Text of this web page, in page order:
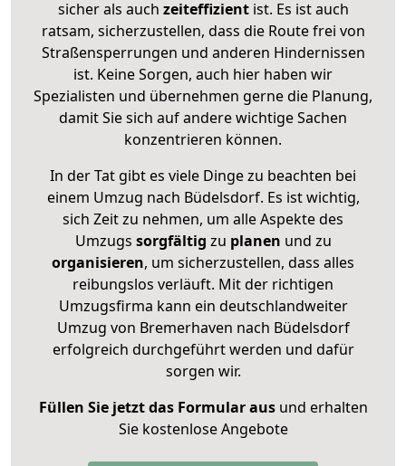
sicher als auch zeiteffizientist. Es ist auch
ratsam, sicherzustellen, dass die Route frei von
Straßensperrungen und anderen Hindernissen
ist. Keine Sorgen, auch hier haben wir
Spezialisten und übernehmen gerne die Planung,
damit Sie sich auf andere wichtige Sachen
konzentrieren können.
In der Tat gibt es viele Dinge zu beachten bei
einem Umzug nach Büdelsdorf. Es ist wichtig,
sich Zeit zu nehmen, um alle Aspekte des
Umzugs sorgfältig zu planen und zu
organisieren, um sicherzustellen, dass alles
reibungslos verläuft. Mit der richtigen
Umzugsfirma kann ein deutschlandweiter
Umzug von Bremerhaven nach Büdelsdorf
erfolgreich durchgeführt werden und dafür
sorgen wir.
Füllen Sie jetzt das Formular ausund erhalten
Sie kostenlose Angebote